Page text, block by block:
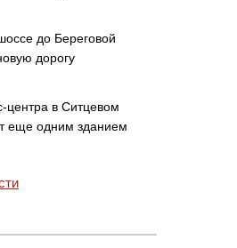
до Береговой
дорогу
центра в Ситцевом
еще одним зданием